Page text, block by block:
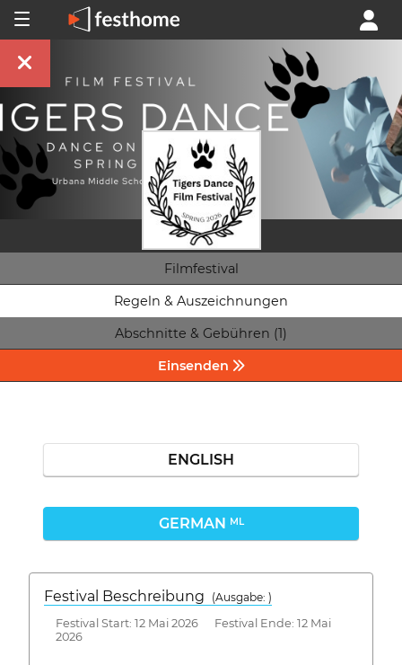
Filmfestival
Regeln & Auszeichnungen
Abschnitte & Gebühren (1)
Einsenden
ENGLISH
GERMAN ML
Festival Beschreibung
(Ausgabe: )
Festival Start: 12 Mai 2026 Festival Ende: 12 Mai
2026